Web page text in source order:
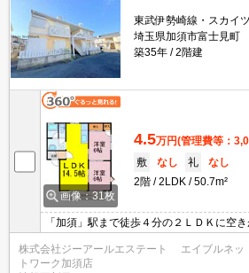
東武伊勢崎線・スカイ
埼玉県加須市富士見町
築35年
2階建
画像：31枚
4.5万円(管理費等：
敷
なし 礼
なし
2階
2LDK 50.7m²
「加須」駅まで徒歩４分の２ＬＤＫに空
間取りです。
株式会社ジーアールエステート エイブルネッ
トワーク加須店